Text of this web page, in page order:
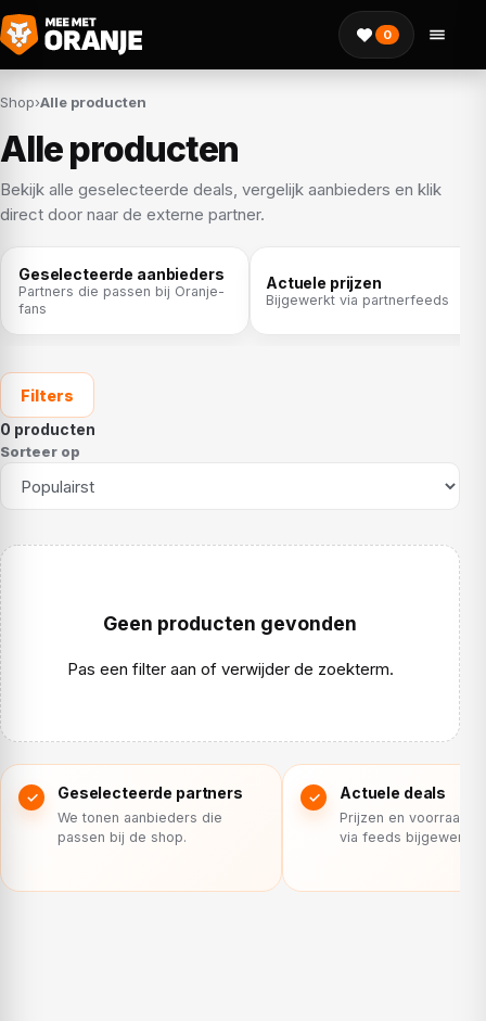
0
Shop›Alle producten
Alle producten
Bekijk alle geselecteerde deals, vergelijk aanbieders en klik
direct door naar de externe partner.
Geselecteerde aanbieders
Partners die passen bij Oranje-
fans
Actuele prijzen
Bijgewerkt via partnerfeeds
Filters
0 producten
Sorteer op
Geen producten gevonden
Pas een filter aan of verwijder de zoekterm.
Geselecteerde partners
We tonen aanbieders die
passen bij de shop.
Actuele deals
Prijzen en voorraad
via feeds bijgewerkt.